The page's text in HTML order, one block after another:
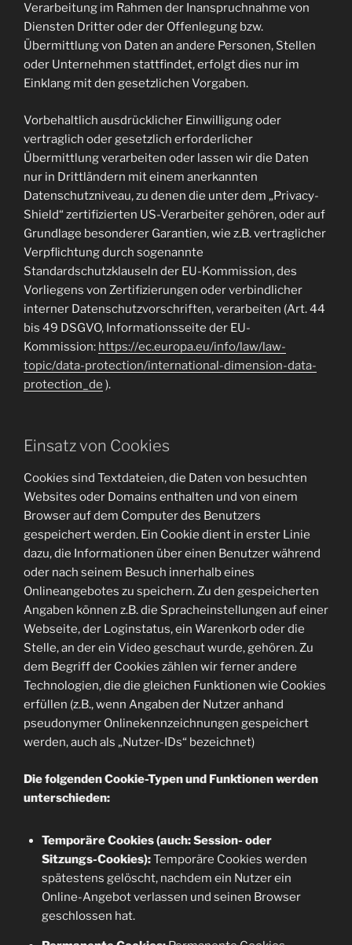
Verarbeitung im Rahmen der Inanspruchnahme von
Diensten Dritter oder der Offenlegung bzw.
Übermittlung von Daten an andere Personen, Stellen
oder Unternehmen stattfindet, erfolgt dies nur im
Einklang mit den gesetzlichen Vorgaben.
Vorbehaltlich ausdrücklicher Einwilligung oder
vertraglich oder gesetzlich erforderlicher
Übermittlung verarbeiten oder lassen wir die Daten
nur in Drittländern mit einem anerkannten
Datenschutzniveau, zu denen die unter dem „Privacy-
Shield“ zertifizierten US-Verarbeiter gehören, oder auf
Grundlage besonderer Garantien, wie z.B. vertraglicher
Verpflichtung durch sogenannte
Standardschutzklauseln der EU-Kommission, des
Vorliegens von Zertifizierungen oder verbindlicher
interner Datenschutzvorschriften, verarbeiten (Art. 44
bis 49 DSGVO, Informationsseite der EU-
Kommission: https://ec.europa.eu/info/law/law-
topic/data-protection/international-dimension-data-
protection_de ).
Einsatz von Cookies
Cookies sind Textdateien, die Daten von besuchten
Websites oder Domains enthalten und von einem
Browser auf dem Computer des Benutzers
gespeichert werden. Ein Cookie dient in erster Linie
dazu, die Informationen über einen Benutzer während
oder nach seinem Besuch innerhalb eines
Onlineangebotes zu speichern. Zu den gespeicherten
Angaben können z.B. die Spracheinstellungen auf einer
Webseite, der Loginstatus, ein Warenkorb oder die
Stelle, an der ein Video geschaut wurde, gehören. Zu
dem Begriff der Cookies zählen wir ferner andere
Technologien, die die gleichen Funktionen wie Cookies
erfüllen (z.B., wenn Angaben der Nutzer anhand
pseudonymer Onlinekennzeichnungen gespeichert
werden, auch als „Nutzer-IDs“ bezeichnet)
Die folgenden Cookie-Typen und Funktionen werden
unterschieden:
Temporäre Cookies (auch: Session- oder
Sitzungs-Cookies):Temporäre Cookies werden
spätestens gelöscht, nachdem ein Nutzer ein
Online-Angebot verlassen und seinen Browser
geschlossen hat.